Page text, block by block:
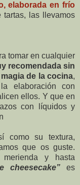
elaborada en frío
tartas, las llevamos
tomar en cualquier
recomendada sin
de la cocina,
elaboración con
ellos. Y que en
con líquidos y
como su textura,
que os guste.
y hasta
cheesecake” es